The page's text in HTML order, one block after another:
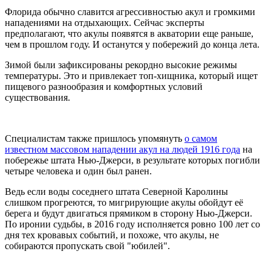
Флорида обычно славится агрессивностью акул и громкими
нападениями на отдыхающих. Сейчас эксперты
предполагают, что акулы появятся в акватории еще раньше,
чем в прошлом году. И останутся у побережий до конца лета.
Зимой были зафиксированы рекордно высокие режимы
температуры. Это и привлекает топ-хищника, который ищет
пищевого разнообразия и комфортных условий
существования.
Специалистам также пришлось упомянуть о самом
известном массовом нападении акул на людей 1916 года на
побережье штата Нью-Джерси, в результате которых погибли
четыре человека и один был ранен.
Ведь если воды соседнего штата Северной Каролины
слишком прогреются, то мигрирующие акулы обойдут её
берега и будут двигаться прямиком в сторону Нью-Джерси.
По иронии судьбы, в 2016 году исполняется ровно 100 лет со
дня тех кровавых событий, и похоже, что акулы, не
собираются пропускать свой "юбилей".